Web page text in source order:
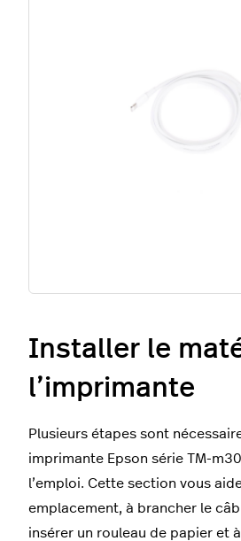
Installer le
l’imprimante
Plusieurs étapes sont
imprimante Epson série TM-
l’emploi. Cette section vous
emplacement, à brancher le
insérer un rouleau de papier et